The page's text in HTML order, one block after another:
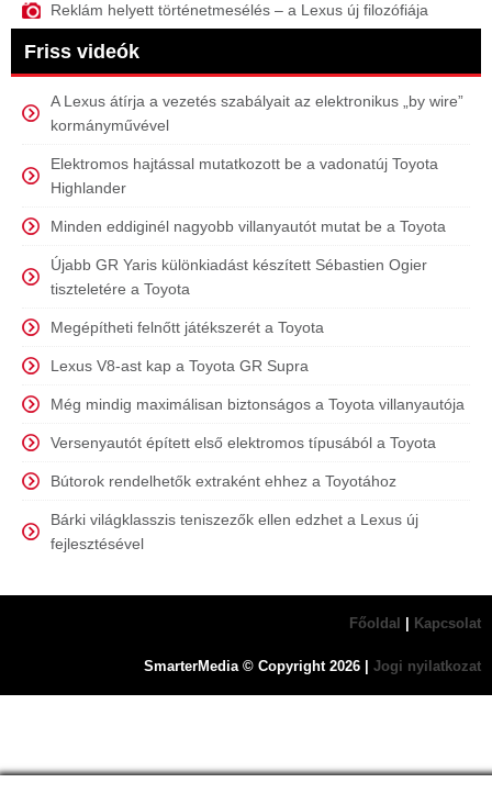
Reklám helyett történetmesélés – a Lexus új filozófiája
Friss videók
A Lexus átírja a vezetés szabályait az elektronikus „by wire”
kormányművével
Elektromos hajtással mutatkozott be a vadonatúj Toyota
Highlander
Minden eddiginél nagyobb villanyautót mutat be a Toyota
Újabb GR Yaris különkiadást készített Sébastien Ogier
tiszteletére a Toyota
Megépítheti felnőtt játékszerét a Toyota
Lexus V8-ast kap a Toyota GR Supra
Még mindig maximálisan biztonságos a Toyota villanyautója
Versenyautót épített első elektromos típusából a Toyota
Bútorok rendelhetők extraként ehhez a Toyotához
Bárki világklasszis teniszezők ellen edzhet a Lexus új
fejlesztésével
Főoldal Kapcsolat
SmarterMedia © Copyright 2026 Jogi nyilatkozat